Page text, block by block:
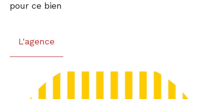
pour ce bien
L'agence